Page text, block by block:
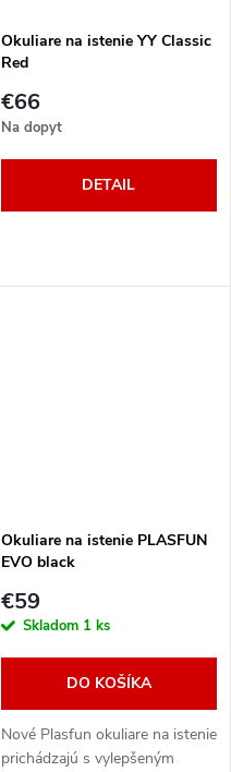
Okuliare na istenie YY Classic
Red
€66
Na dopyt
DETAIL
Okuliare na istenie PLASFUN
EVO black
€59
Skladom 1 ks
DO KOŠÍKA
Nové Plasfun okuliare na istenie
prichádzajú s vylepšeným